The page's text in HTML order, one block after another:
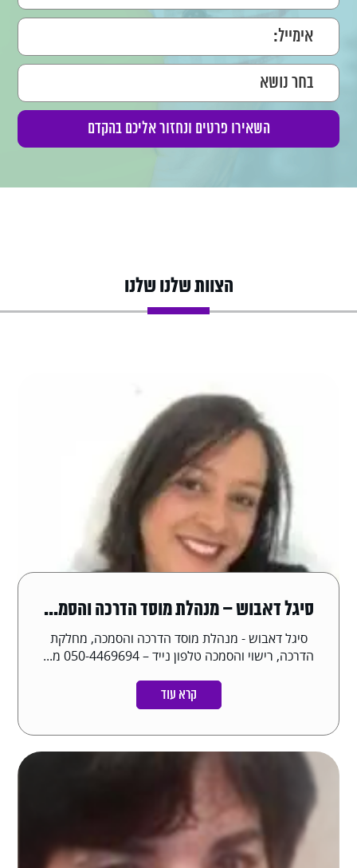
הצוות שלנו שלנו
סיגל דאבוש – מנהלת מוסד הדרכה והסמ...
סיגל דאבוש - מנהלת מוסד הדרכה והסמכה, מחלקת
הדרכה, רישוי והסמכה טלפון נייד – 050-4469694 מ...
קרא עוד